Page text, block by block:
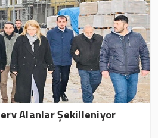
Alanlar Şekilleniyor